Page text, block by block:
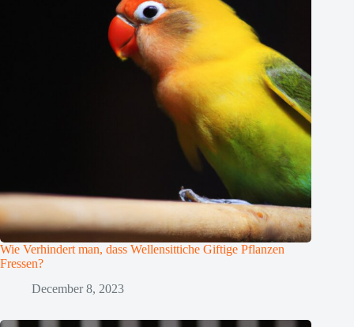
Wie Verhindert man, dass Wellensittiche Giftige Pflanzen
Fressen?
December 8, 2023